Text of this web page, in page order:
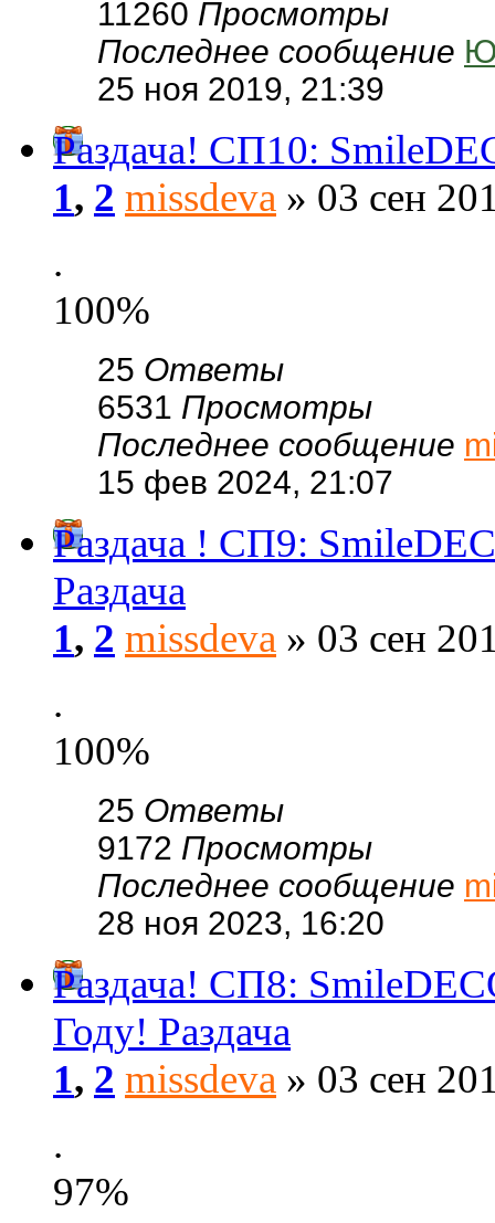
11260 Просмотры
Последнее сообщение
25 ноя 2019, 21:39
Раздача! СП10:
1, 2 missdeva » 03 сен
.
100%
25 Ответы
6531 Просмотры
Последнее сообщение
15 фев 2024, 21:07
Раздача ! СП9:
Раздача
1, 2 missdeva » 03 сен
.
100%
25 Ответы
9172 Просмотры
Последнее сообщение
28 ноя 2023, 16:20
Раздача! СП8:
Году! Раздача
1, 2 missdeva » 03 сен
.
97%